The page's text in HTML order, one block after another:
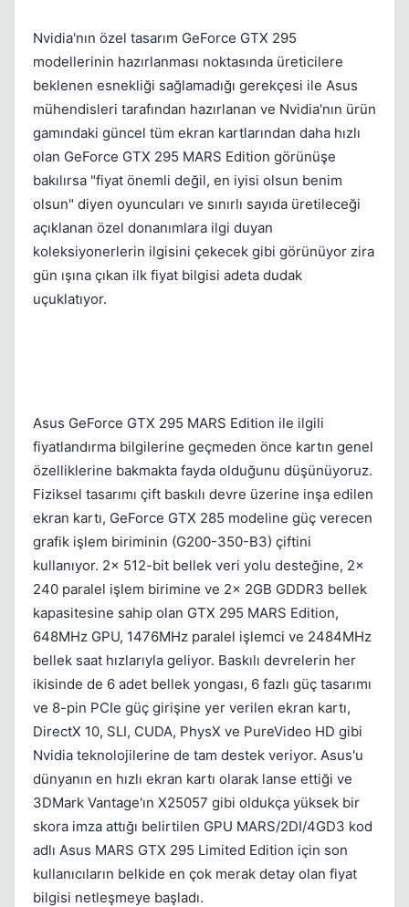
Nvidia'nın özel tasarım GeForce GTX 295
modellerinin hazırlanması noktasında üreticilere
beklenen esnekliği sağlamadığı gerekçesi ile Asus
mühendisleri tarafından hazırlanan ve Nvidia'nın ürün
gamındaki güncel tüm ekran kartlarından daha hızlı
olan GeForce GTX 295 MARS Edition görünüşe
bakılırsa "fiyat önemli değil, en iyisi olsun benim
olsun" diyen oyuncuları ve sınırlı sayıda üretileceği
açıklanan özel donanımlara ilgi duyan
koleksiyonerlerin ilgisini çekecek gibi görünüyor zira
gün ışına çıkan ilk fiyat bilgisi adeta dudak
uçuklatıyor.
Asus GeForce GTX 295 MARS Edition ile ilgili
fiyatlandırma bilgilerine geçmeden önce kartın genel
özelliklerine bakmakta fayda olduğunu düşünüyoruz.
Fiziksel tasarımı çift baskılı devre üzerine inşa edilen
ekran kartı, GeForce GTX 285 modeline güç verecen
grafik işlem biriminin (G200-350-B3) çiftini
kullanıyor. 2x 512-bit bellek veri yolu desteğine, 2x
240 paralel işlem birimine ve 2x 2GB GDDR3 bellek
kapasitesine sahip olan GTX 295 MARS Edition,
648MHz GPU, 1476MHz paralel işlemci ve 2484MHz
bellek saat hızlarıyla geliyor. Baskılı devrelerin her
ikisinde de 6 adet bellek yongası, 6 fazlı güç tasarımı
ve 8-pin PCIe güç girişine yer verilen ekran kartı,
DirectX 10, SLI, CUDA, PhysX ve PureVideo HD gibi
Nvidia teknolojilerine de tam destek veriyor. Asus'u
dünyanın en hızlı ekran kartı olarak lanse ettiği ve
3DMark Vantage'ın X25057 gibi oldukça yüksek bir
skora imza attığı belirtilen GPU MARS/2DI/4GD3 kod
adlı Asus MARS GTX 295 Limited Edition için son
kullanıcıların belkide en çok merak detay olan fiyat
bilgisi netleşmeye başladı.